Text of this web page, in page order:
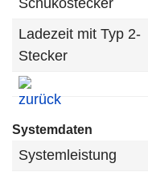
Schukostecker
Ladezeit mit Typ 2-
Stecker
Systemdaten
Systemleistung